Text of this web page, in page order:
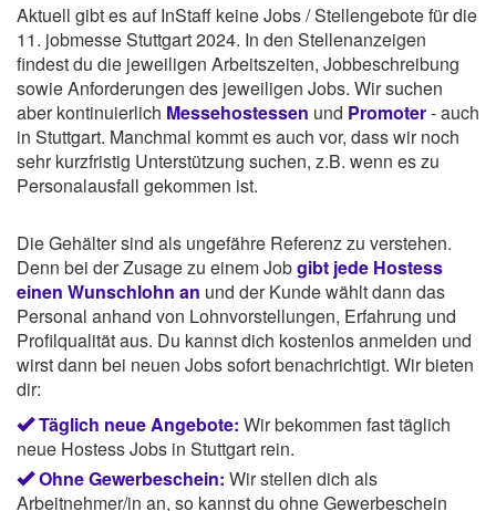
Aktuell gibt es auf InStaff keine Jobs / Stellengebote für die
11. jobmesse Stuttgart 2024. In den Stellenanzeigen
findest du die jeweiligen Arbeitszeiten, Jobbeschreibung
sowie Anforderungen des jeweiligen Jobs. Wir suchen
aber kontinuierlich Messehostessen und Promoter- auch
in Stuttgart. Manchmal kommt es auch vor, dass wir noch
sehr kurzfristig Unterstützung suchen, z.B. wenn es zu
Personalausfall gekommen ist.
Die Gehälter sind als ungefähre Referenz zu verstehen.
Denn bei der Zusage zu einem Jobgibt jede Hostess
einen Wunschlohn an und der Kunde wählt dann das
Personal anhand von Lohnvorstellungen, Erfahrung und
Profilqualität aus. Du kannst dich kostenlos anmelden und
wirst dann bei neuen Jobs sofort benachrichtigt. Wir bieten
dir:
Täglich neue Angebote: Wir bekommen fast täglich
neue Hostess Jobs in Stuttgart rein.
Ohne Gewerbeschein: Wir stellen dich als
Arbeitnehmer/in an, so kannst du ohne Gewerbeschein